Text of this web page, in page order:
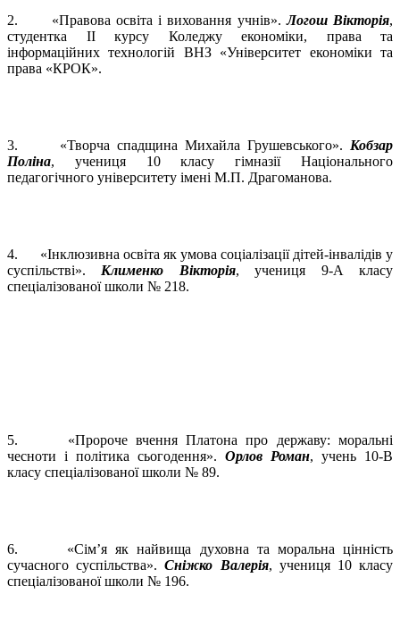
2. «Правова освіта і виховання учнів».Логош Вікторія,
студентка ІІ курсу Коледжу економіки, права та
інформаційних технологій ВНЗ «Університет економіки та
права «КРОК».
3. «Творча спадщина Михайла Грушевського». Кобзар
Поліна, учениця 10 класу гімназії Національного
педагогічного університету імені М.П. Драгоманова.
4. «Інклюзивна освіта як умова соціалізації дітей-інвалідів у
суспільстві». Клименко Вікторія, учениця 9-А класу
спеціалізованої школи № 218.
5. «Пророче вчення Платона про державу: моральні
чесноти і політика сьогодення». Орлов Роман, учень 10-В
класу спеціалізованої школи № 89.
6. «Сім’я як найвища духовна та моральна цінність
сучасного суспільства».Сніжко Валерія, учениця 10 класу
спеціалізованої школи № 196.